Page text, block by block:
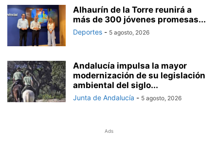
Alhaurín de la Torre reunirá a
más de 300 jóvenes promesas...
Deportes - 5 agosto, 2026
Andalucía impulsa la mayor
modernización de su legislación
ambiental del siglo...
Junta de Andalucía - 5 agosto, 2026
Ads